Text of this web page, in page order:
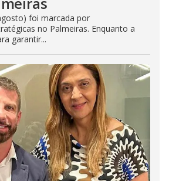
foi marcada por
no Palmeiras. Enquanto a
garantir...